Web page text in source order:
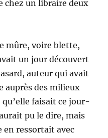
chez un libraire deux
mûre, voire blette,
un jour découvert
auteur qui avait
auprès des milieux
qu’elle faisait ce jour-
pu le dire, mais
en ressortait avec